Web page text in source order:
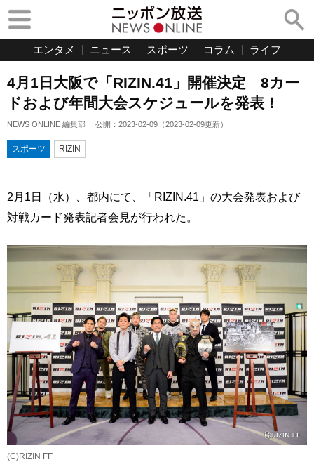
エンタメ ニュース スポーツ コラム ライフ
4月1日大阪で「RIZIN.41」開催決定 8カー
ドおよび年間大会スケジュールを発表！
NEWS ONLINE 編集部 公開： 2023-02-09 （2023-02-09更新）
スポーツ RIZIN
2月1日（水）、都内にて、「RIZIN.41」の大会発表および
対戦カード発表記者会見が行われた。
(C)RIZIN FF